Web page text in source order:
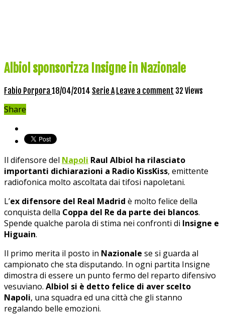
Albiol sponsorizza Insigne in Nazionale
Fabio Porpora 18/04/2014 Serie A Leave a comment 32 Views
Share
Il difensore del Napoli Raul Albiol ha rilasciato
importanti dichiarazioni a Radio KissKiss, emittente
radiofonica molto ascoltata dai tifosi napoletani.
L’ex difensore del Real Madrid è molto felice della
conquista della Coppa del Re da parte dei blancos.
Spende qualche parola di stima nei confronti di Insigne e
Higuain.
Il primo merita il posto in Nazionale se si guarda al
campionato che sta disputando. In ogni partita Insigne
dimostra di essere un punto fermo del reparto difensivo
vesuviano. Albiol si è detto felice di aver scelto
Napoli, una squadra ed una città che gli stanno
regalando belle emozioni.